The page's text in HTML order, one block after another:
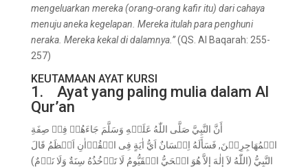
mengeluarkan mereka (orang-orang kafir itu) dari cahaya
menuju aneka kegelapan. Mereka itulah para penghuni
neraka. Mereka kekal di dalamnya.”(QS. Al Baqarah: 255-
257)
KEUTAMAAN AYAT KURSI
1. Ayat yang paling mulia dalam Al
Qur’an
أَنَّ النَّبِيَّ صَلَّى اللّٰهُ عَلَيۡهِ وَسَلَّمَ جَاءَهُمۡ فِيۡ صِفَةِ
الۡمُهَاجِرِيۡنَ, فَسَأَلَهُ اِنۡسَانٌ اَيُّ اٰيَةٍ فِى الۡقُرۡاٰنِ اَعۡظَمُ قَالَ
النَّبِيُّ (اللّٰهُ لاَ إِلٰهَ إِلاَّ هُوَ الۡحَيُّ الۡقَيُّومُ لَا تَأۡخُذُهُ سِنَةٌ وَلَا نَوۡمٌ)